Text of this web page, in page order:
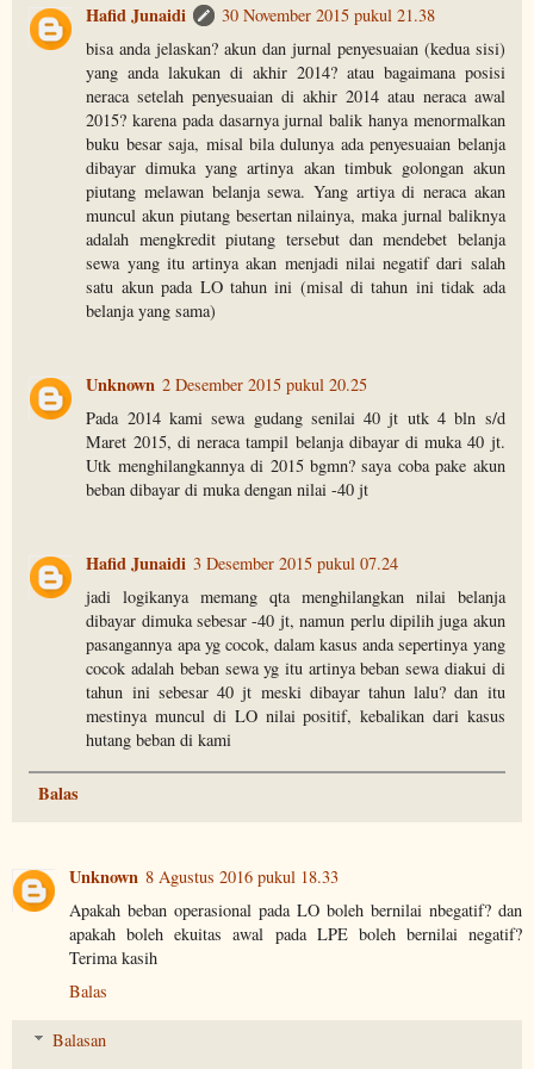
Hafid Junaidi
30 November 2015 pukul 21.38
bisa anda jelaskan? akun dan jurnal penyesuaian (kedua sisi)
yang anda lakukan di akhir 2014? atau bagaimana posisi
neraca setelah penyesuaian di akhir 2014 atau neraca awal
2015? karena pada dasarnya jurnal balik hanya menormalkan
buku besar saja, misal bila dulunya ada penyesuaian belanja
dibayar dimuka yang artinya akan timbuk golongan akun
piutang melawan belanja sewa. Yang artiya di neraca akan
muncul akun piutang besertan nilainya, maka jurnal baliknya
adalah mengkredit piutang tersebut dan mendebet belanja
sewa yang itu artinya akan menjadi nilai negatif dari salah
satu akun pada LO tahun ini (misal di tahun ini tidak ada
belanja yang sama)
Unknown 2 Desember 2015 pukul 20.25
Pada 2014 kami sewa gudang senilai 40 jt utk 4 bln s/d
Maret 2015, di neraca tampil belanja dibayar di muka 40 jt.
Utk menghilangkannya di 2015 bgmn? saya coba pake akun
beban dibayar di muka dengan nilai -40 jt
Hafid Junaidi 3 Desember 2015 pukul 07.24
jadi logikanya memang qta menghilangkan nilai belanja
dibayar dimuka sebesar -40 jt, namun perlu dipilih juga akun
pasangannya apa yg cocok, dalam kasus anda sepertinya yang
cocok adalah beban sewa yg itu artinya beban sewa diakui di
tahun ini sebesar 40 jt meski dibayar tahun lalu? dan itu
mestinya muncul di LO nilai positif, kebalikan dari kasus
hutang beban di kami
Balas
Unknown 8 Agustus 2016 pukul 18.33
Apakah beban operasional pada LO boleh bernilai nbegatif? dan
apakah boleh ekuitas awal pada LPE boleh bernilai negatif?
Terima kasih
Balas
Balasan